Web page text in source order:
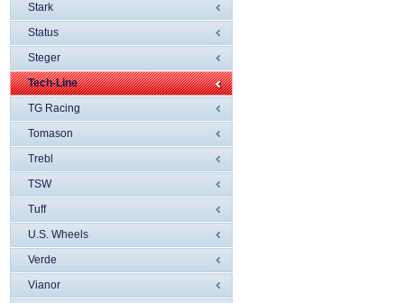
Stark
Status
Steger
Tech-Line
TG Racing
Tomason
Trebl
TSW
Tuff
U.S. Wheels
Verde
Vianor